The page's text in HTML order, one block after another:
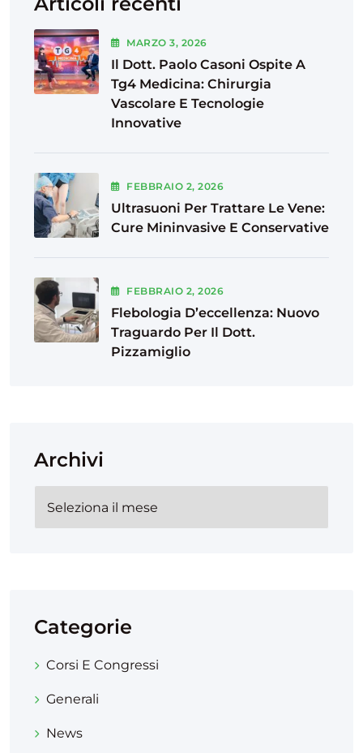
MARZO3, 2026
Il Dott. Paolo Casoni Ospite A
Tg4 Medicina: Chirurgia
Vascolare E Tecnologie
Innovative
FEBBRAIO 2, 2026
Ultrasuoni Per Trattare Le Vene:
Cure Mininvasive E Conservative
FEBBRAIO 2, 2026
Flebologia D’eccellenza: Nuovo
Traguardo Per Il Dott.
Pizzamiglio
Archivi
Categorie
Corsi E Congressi
Generali
News